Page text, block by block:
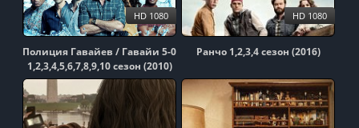
Полиция Гавайев / Гавайи 5-0
1,2,3,4,5,6,7,8,9,10 сезон (2010)
HD 1080
Ранчо 1,2,3,4 сезон (2016)
HD 1080